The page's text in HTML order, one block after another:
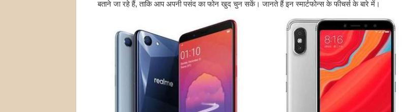
बताने जा रहे हैं, ताकि आप अपनी पसंद का फोन खुद चुन सकें। जानते हैं इन स्मार्टफोन्स के फीचर्स के बारे में।